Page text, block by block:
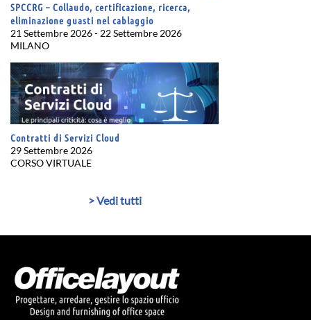
SPCCRG – Collaudo, certificazione, ricerca,
eliminazione guasti nel cablaggio
21 Settembre 2026 - 22 Settembre 2026
MILANO
Contratti di Servizi Cloud
29 Settembre 2026
CORSO VIRTUALE
> Vedi tutti